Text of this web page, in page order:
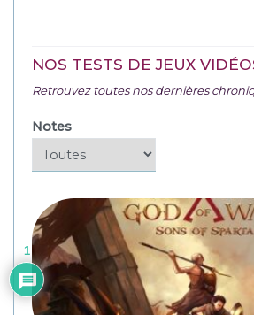
NOS TESTS DE JEUX
Retrouvez toutes nos dernières
Notes
1